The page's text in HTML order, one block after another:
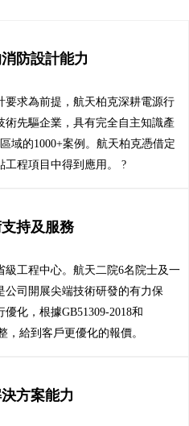
防設計能力
求為前提，航天柏克深耕電源行
先驅企業，具有完全自主知識產
域的1000+案例。航天柏克憑借定
工程項目中得到應用。 ?
持及服務
工程中心。航天二院6名院士及一
公司開展尖端技術研發的有力保
化，根據GB51309-2018和
，給到客戶更優化的報價。
方案能力